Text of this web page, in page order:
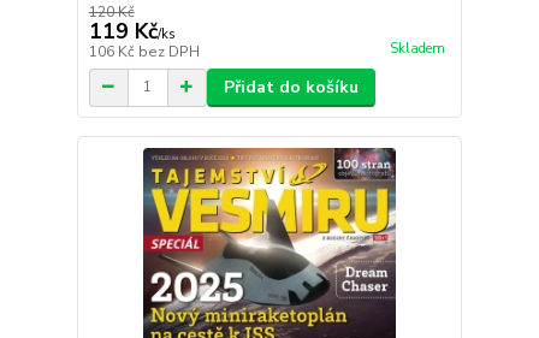
120 Kč
119 Kč/ks
106 Kč bez DPH Skladem
Přidat do košíku